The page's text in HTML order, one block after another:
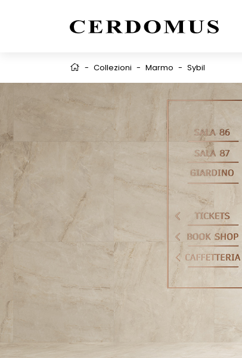
- Collezioni - Marmo - Sybil